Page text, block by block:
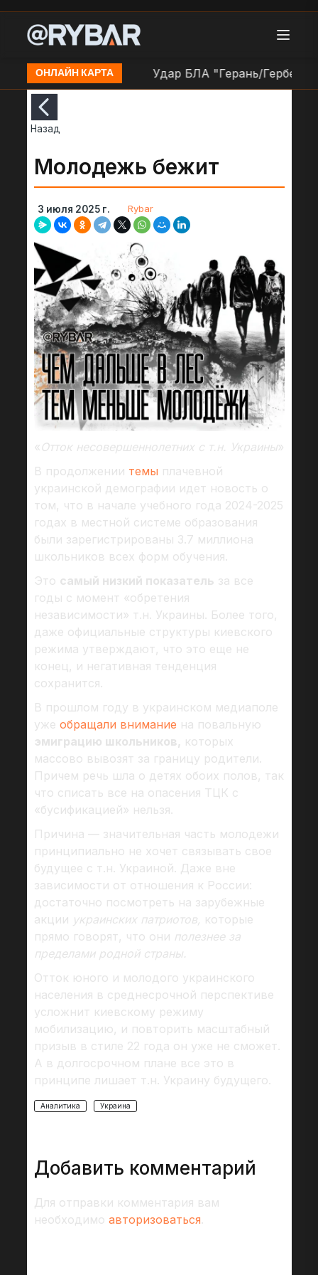
ОНЛАЙН КАРТА
ВСУ в н.п. Кочеток Удар БЛА "Герань/Гербера"
Назад
Молодежь бежит
3 июля 2025 г. Rybar
« Отток несовершеннолетних с т.н. Украины»
В продолжении темы плачевной
украинской демографии идет новость о
том, что в начале учебного года 2024-2025
годах в местной системе образования
были зарегистрированы 3.7 миллиона
школьников всех форм обучения.
Это самый низкий показатель за все
годы с момент «обретения
независимости» т.н. Украины. Более того,
даже официальные структуры киевского
режима утверждают, что это еще не
конец, и негативная тенденция
сохранится.
В прошлом году в украинском медиаполе
уже обращали внимание на повальную
эмиграцию школьников, которых
массово вывозят за границу родители.
Причем речь шла о детях обоих полов, так
что списать все на опасения ТЦК с
«бусификацией» нельзя.
Причина — значительная часть молодежи
принципиально не хочет связывать свое
будущее с т.н. Украиной. Даже вне
зависимости от отношения к России:
достаточно посмотреть на зарубежные
акции украинских патриотов, которые
прямо говорят, что они полезнее за
пределами родной страны.
Отток юного и молодого украинского
населения в среднесрочной перспективе
усложнит киевскому режиму
мобилизацию, и повторить масштабный
призыв в стиле 22 года он уже не сможет.
А в долгосрочном плане все это в
принципе лишает т.н. Украину будущего.
Аналитика Украина
Добавить комментарий
Для отправки комментария вам
необходимо авторизоваться.